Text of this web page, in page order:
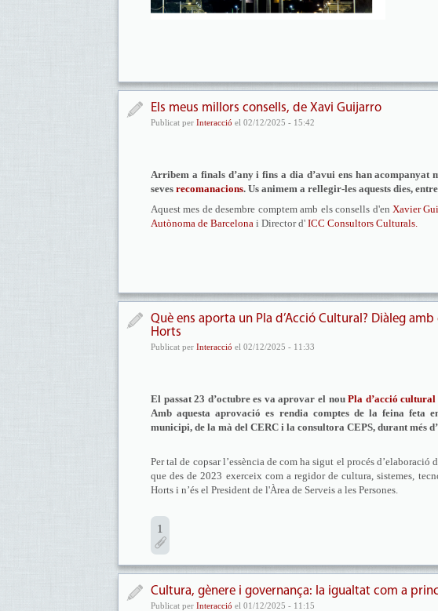
Els meus millors consells, de Xavi Guijarro
Publicat per Interacció el 02/12/2025 - 15:42
Arribem a finals d’any i fins a dia d’avui ens han acompanyat
seves recomanacions. Us animem a rellegir-les aquests dies,
Aquest mes de desembre comptem amb els consells d'en Xavier
Autònoma de Barcelona i Director d' ICC Consultors Culturals.
Què ens aporta un Pla d’Acció Cultural? Diàleg
Horts
Publicat per Interacció el 02/12/2025 - 11:33
El passat 23 d’octubre es va aprovar el nouPla d’acció cultural
Amb aquesta aprovació es rendia comptes de la feina feta
municipi, de la mà del CERC i la consultora CEPS, durant més
Per tal de copsar l’essència de com ha sigut el procés
que des de 2023 exerceix com a regidor de cultura, sistemes,
Horts i n’és el President de l'Àrea de Serveis a les Persones.
1
Cultura, gènere i governança: la igualtat com a
Publicat per Interacció el 01/12/2025 - 11:15